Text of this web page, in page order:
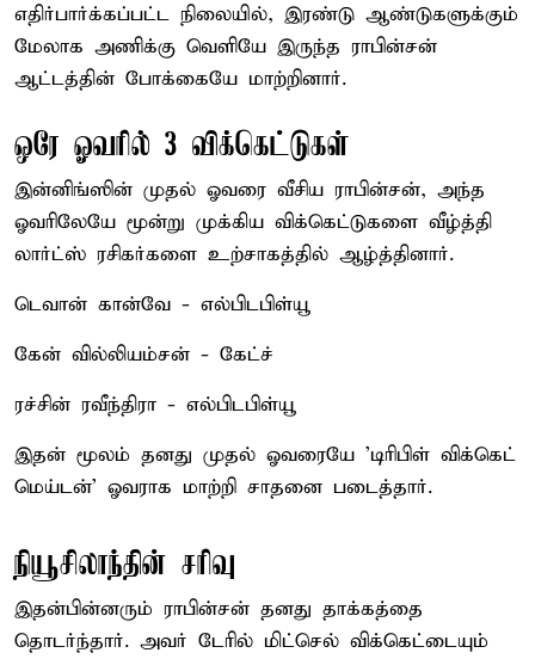
எதிர்பார்க்கப்பட்ட நிலையில், இரண்டு ஆண்டுகளுக்கும்
மேலாக அணிக்கு வெளியே இருந்த ராபின்சன்
ஆட்டத்தின் போக்கையே மாற்றினார்.
ஒரே ஓவரில் 3 விக்கெட்டுகள்
இன்னிங்ஸின் முதல் ஓவரை வீசிய ராபின்சன், அந்த
ஓவரிலேயே மூன்று முக்கிய விக்கெட்டுகளை வீழ்த்தி
லார்ட்ஸ் ரசிகர்களை உற்சாகத்தில் ஆழ்த்தினார்.
டெவான் கான்வே - எல்பிடபிள்யூ
கேன் வில்லியம்சன் - கேட்ச்
ரச்சின் ரவீந்திரா - எல்பிடபிள்யூ
இதன் மூலம் தனது முதல் ஓவரையே 'டிரிபிள் விக்கெட்
மெய்டன்' ஓவராக மாற்றி சாதனை படைத்தார்.
நியூசிலாந்தின் சரிவு
இதன்பின்னரும் ராபின்சன் தனது தாக்கத்தை
தொடர்ந்தார். அவர் டேரில் மிட்செல் விக்கெட்டையும்